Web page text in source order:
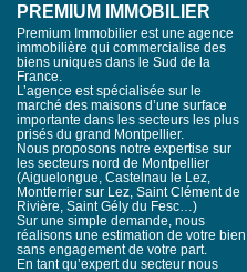
contemporary villa
set on a beautifully
by nature, completely
architecture and premium
elegance, comfort, and
On the main floor,
the terrace and pool,
lifestyle. A double living
and a private home
living space. The night
with a shared
with a private terrace,
relaxation. On the lower
additional bedroom allow
utmost comfort and
high-end amenities At the
renovated two-room
PREMIUM IMMOBILIER
Premium Immobilier est une agence
immobilière qui commercialise des
biens uniques dans le Sud de la
France.
L’agence est spécialisée sur le
marché des maisons d’une surface
importante dans les secteurs les plus
prisés du grand Montpellier.
Nous proposons notre expertise sur
les secteurs nord de Montpellier
(Aiguelongue, Castelnau le Lez,
Montferrier sur Lez, Saint Clément de
Rivière, Saint Gély du Fesc…)
Sur une simple demande, nous
réalisons une estimation de votre bien
sans engagement de votre part.
En tant qu’expert du secteur nous